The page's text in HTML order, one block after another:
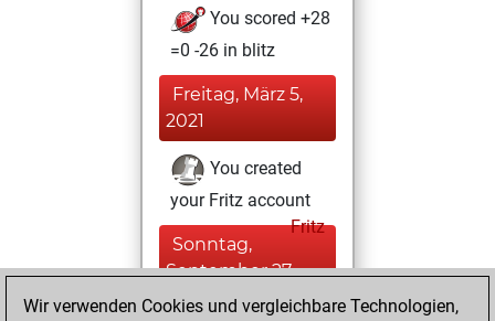
You scored +28
=0 -26 in blitz
Freitag, März 5,
2021
You created
your Fritz account
Fritz
Sonntag,
September 27,
2020
Wir verwenden Cookies und vergleichbare Technologien,